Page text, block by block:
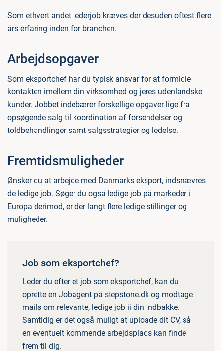
Som ethvert andet lederjob kræves der desuden oftest flere
års erfaring inden for branchen.
Arbejdsopgaver
Som eksportchef har du typisk ansvar for at formidle
kontakten imellem din virksomhed og jeres udenlandske
kunder. Jobbet indebærer forskellige opgaver lige fra
opsøgende salg til koordination af forsendelser og
toldbehandlinger samt salgsstrategier og ledelse.
Fremtidsmuligheder
Ønsker du at arbejde med Danmarks eksport, indsnævres
de ledige job. Søger du også ledige job på markeder i
Europa derimod, er der langt flere ledige stillinger og
muligheder.
Job som eksportchef?
Leder du efter et job som eksportchef, kan du
oprette en Jobagent på stepstone.dk og modtage
mails om relevante, ledige job ii din indbakke.
Samtidig er det også muligt at uploade dit CV, så
en eventuelt kommende arbejdsplads kan finde
frem til dig.